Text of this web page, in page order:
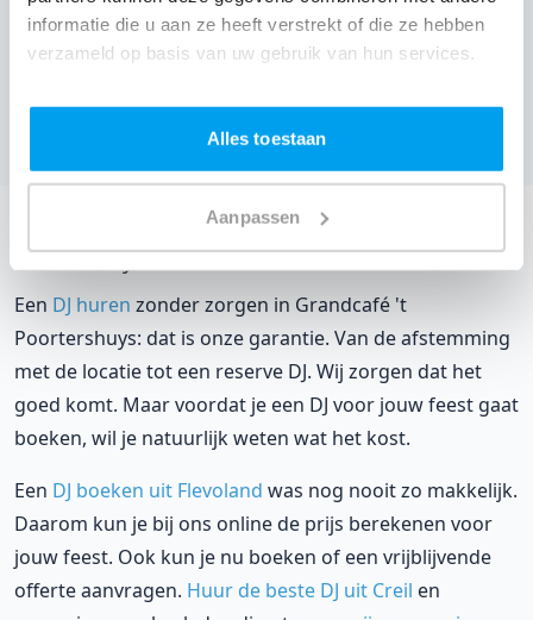
informatie die u aan ze heeft verstrekt of die ze hebben
verzameld op basis van uw gebruik van hun services.
Alles toestaan
Aanpassen
Restaurant ´t Achterhuis,Urk
Bekijk alle feestlocaties
DJ huren voor jouw feest in Grandcafé 't
Poortershuys?
Een DJ huren zonder zorgen in Grandcafé 't
Poortershuys: dat is onze garantie. Van de afstemming
met de locatie tot een reserve DJ. Wij zorgen dat het
goed komt. Maar voordat je een DJ voor jouw feest gaat
boeken, wil je natuurlijk weten wat het kost.
Een DJ boeken uit Flevoland was nog nooit zo makkelijk.
Daarom kun je bij ons online de prijs berekenen voor
jouw feest. Ook kun je nu boeken of een vrijblijvende
offerte aanvragen. Huur de beste DJ uit Creil en